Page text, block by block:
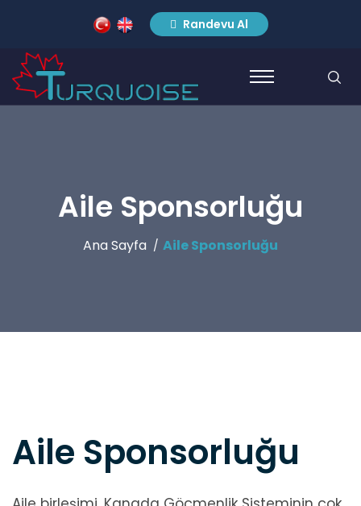
Randevu Al
Aile Sponsorluğu
Ana Sayfa Aile Sponsorluğu
Aile Sponsorluğu